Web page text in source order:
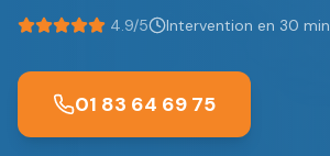
4.9/5 Intervention en 30 min
01 83 64 69 75